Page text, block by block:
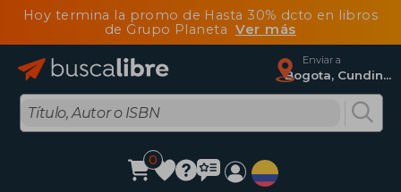
Hoy termina la promo de Hasta 30% dcto en libros
de Grupo Planeta Ver más
Enviar a
Bogota, Cundinamarca
0